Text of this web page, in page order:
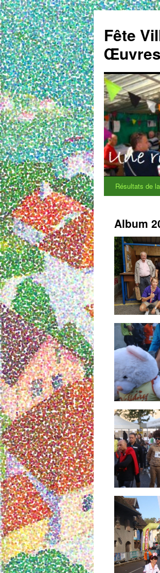
Fête
Œuvres
Aller
contenu
Résultats de
Album